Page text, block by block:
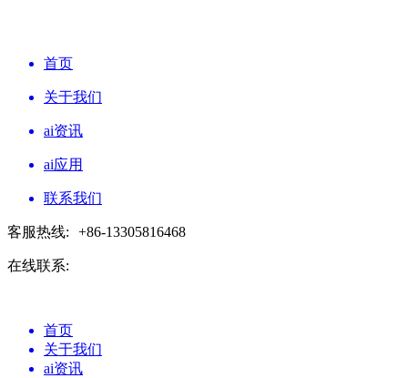
首页
关于我们
ai资讯
ai应用
联系我们
客服热线: +86-13305816468
在线联系:
首页
关于我们
ai资讯